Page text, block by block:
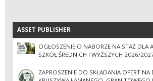
ASSET PUBLISHER
ASSET PUBLISHER
OGŁOSZENIE O NABORZE NA STAŻ DLA
SZKÓŁ ŚREDNICH I WYŻSZYCH 2026/
ZAPROSZENIE DO SKŁADANIA OFERT NA